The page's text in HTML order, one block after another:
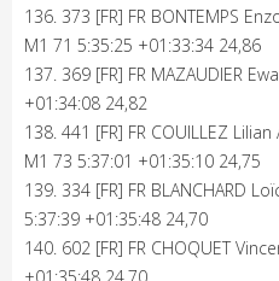
136. 373 [FR] FR BONTEMPS
M1 71 5:35:25 +01:33:34 24,86
137. 369 [FR] FR MAZAUDIER
+01:34:08 24,82
138. 441 [FR] FR COUILLEZ
M1 73 5:37:01 +01:35:10 24,75
139. 334 [FR] FR BLANCHARD
5:37:39 +01:35:48 24,70
140. 602 [FR] FR CHOQUET